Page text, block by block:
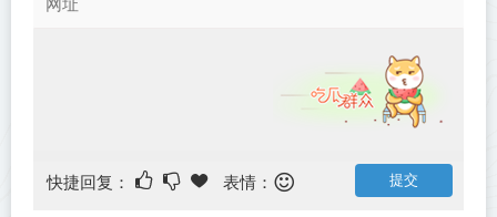
快捷回复： 表情：